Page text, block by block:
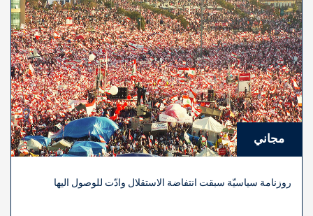
مجاني
روزنامة سياسيّة سبقت انتفاضة الاستقلال وادّت للوصول اليها